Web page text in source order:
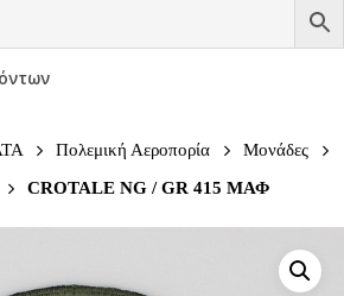
Πολεμική Αεροπορία
Μονάδες
CROTALE NG / GR 415 ΜΑΦ